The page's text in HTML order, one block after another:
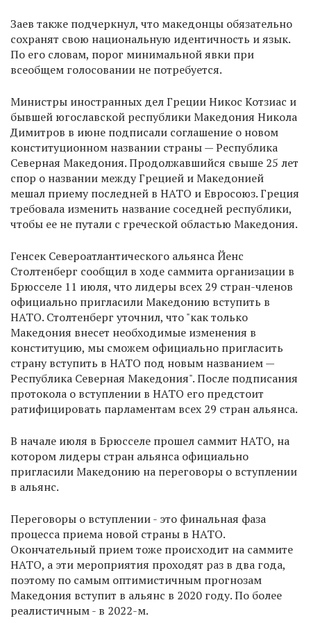
Заев также подчеркнул, что македонцы обязательно
сохранят свою национальную идентичность и язык.
По его словам, порог минимальной явки при
всеобщем голосовании не потребуется.
Министры иностранных дел Греции Никос Котзиас и
бывшей югославской республики Македония Никола
Димитров в июне подписали соглашение о новом
конституционном названии страны — Республика
Северная Македония. Продолжавшийся свыше 25 лет
спор о названии между Грецией и Македонией
мешал приему последней в НАТО и Евросоюз. Греция
требовала изменить название соседней республики,
чтобы ее не путали с греческой областью Македония.
Генсек Североатлантического альянса Йенс
Столтенберг сообщил в ходе саммита организации в
Брюсселе 11 июля, что лидеры всех 29 стран-членов
официально пригласили Македонию вступить в
НАТО. Столтенберг уточнил, что "как только
Македония внесет необходимые изменения в
конституцию, мы сможем официально пригласить
страну вступить в НАТО под новым названием —
Республика Северная Македония". После подписания
протокола о вступлении в НАТО его предстоит
ратифицировать парламентам всех 29 стран альянса.
В начале июля в Брюсселе прошел саммит НАТО, на
котором лидеры стран альянса официально
пригласили Македонию на переговоры о вступлении
в альянс.
Переговоры о вступлении - это финальная фаза
процесса приема новой страны в НАТО.
Окончательный прием тоже происходит на саммите
НАТО, а эти мероприятия проходят раз в два года,
поэтому по самым оптимистичным прогнозам
Македония вступит в альянс в 2020 году. По более
реалистичным - в 2022-м.